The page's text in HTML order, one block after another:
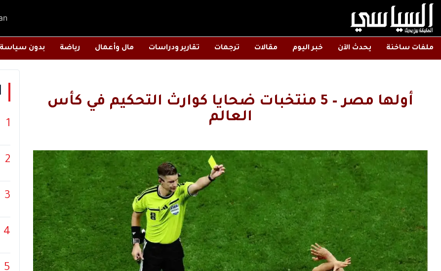
ملفات ساخنة يحدث الآن خبر اليوم مقالات ترجمات تقارير ودراسات مال وأعمال رياضة بدون سياسة
أولها مصر – 5 منتخبات ضحايا كوارث التحكيم في كأس
العالم
1
2
3
4
5